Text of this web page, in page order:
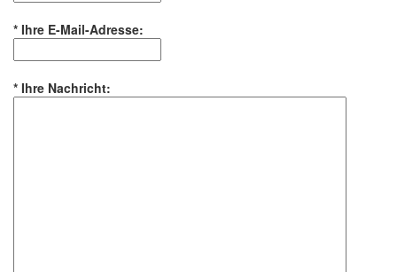
* Ihre E-Mail-Adresse:
* Ihre Nachricht: